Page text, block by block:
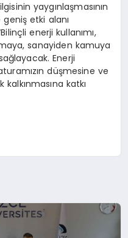
yaygınlaşmasının
etki alanı
enerji kullanımı,
sanayiden kamuya
Enerji
düşmesine ve
katkı